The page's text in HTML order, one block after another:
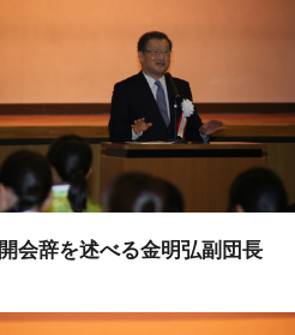
開会辞を述べる金明弘副団長